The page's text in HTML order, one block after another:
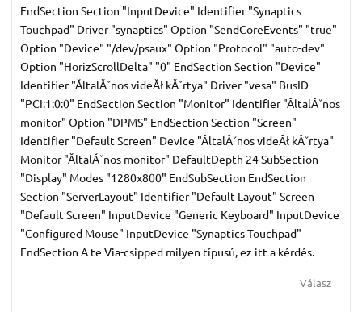
EndSection Section "InputDevice" Identifier "Synaptics
Touchpad" Driver "synaptics" Option "SendCoreEvents" "true"
Option "Device" "/dev/psaux" Option "Protocol" "auto-dev"
Option "HorizScrollDelta" "0" EndSection Section "Device"
Identifier "ĂltalĂˇnos videĂł kĂˇrtya" Driver "vesa" BusID
"PCI:1:0:0" EndSection Section "Monitor" Identifier "ĂltalĂˇnos
monitor" Option "DPMS" EndSection Section "Screen"
Identifier "Default Screen" Device "ĂltalĂˇnos videĂł kĂˇrtya"
Monitor "ĂltalĂˇnos monitor" DefaultDepth 24 SubSection
"Display" Modes "1280x800" EndSubSection EndSection
Section "ServerLayout" Identifier "Default Layout" Screen
"Default Screen" InputDevice "Generic Keyboard" InputDevice
"Configured Mouse" InputDevice "Synaptics Touchpad"
EndSection A te Via-csipped milyen típusú, ez itt a kérdés.
Válasz